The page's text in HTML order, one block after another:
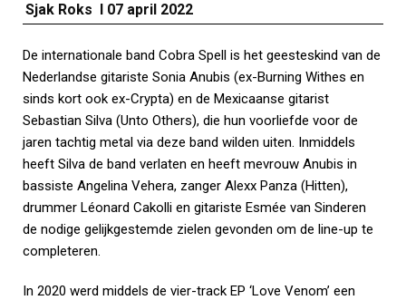
Sjak Roks I 07 april 2022
De internationale band Cobra Spell is het geesteskind van de
Nederlandse gitariste Sonia Anubis (ex-Burning Withes en
sinds kort ook ex-Crypta) en de Mexicaanse gitarist
Sebastian Silva (Unto Others), die hun voorliefde voor de
jaren tachtig metal via deze band wilden uiten. Inmiddels
heeft Silva de band verlaten en heeft mevrouw Anubis in
bassiste Angelina Vehera, zanger Alexx Panza (Hitten),
drummer Léonard Cakolli en gitariste Esmée van Sinderen
de nodige gelijkgestemde zielen gevonden om de line-up te
completeren.
In 2020 werd middels de vier-track EP ‘Love Venom’ een